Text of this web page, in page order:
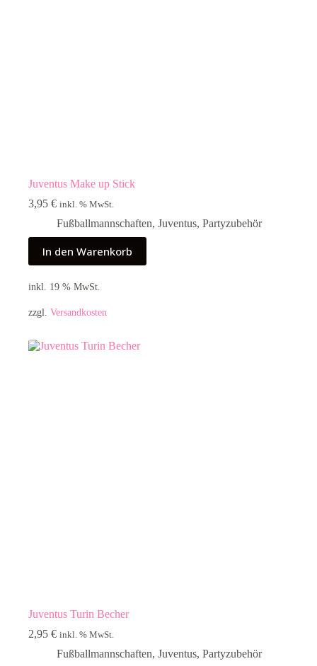
Juventus Make up Stick
3,95 € inkl. % MwSt.
Fußballmannschaften, Juventus, Partyzubehör
In den Warenkorb
inkl. 19 % MwSt.
zzgl. Versandkosten
Juventus Turin Becher
2,95 € inkl. % MwSt.
Fußballmannschaften, Juventus, Partyzubehör